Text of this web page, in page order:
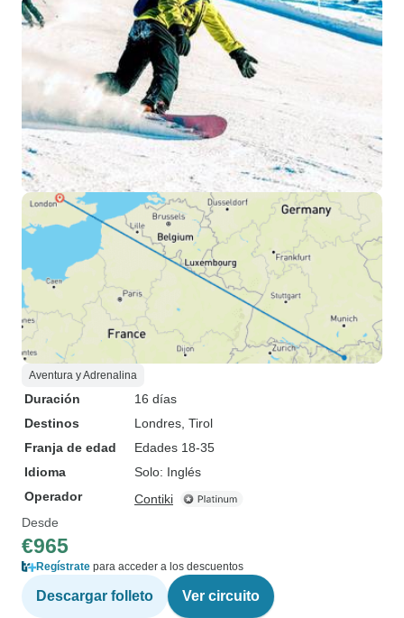
Aventura y Adrenalina
Duración
16 días
Destinos
Londres , Tirol
Franja de edad
Edades 18-35
Idioma
Solo: Inglés
Operador
Contiki
Desde
€965
Regístrate para acceder a los descuentos
Descargar folleto Ver circuito